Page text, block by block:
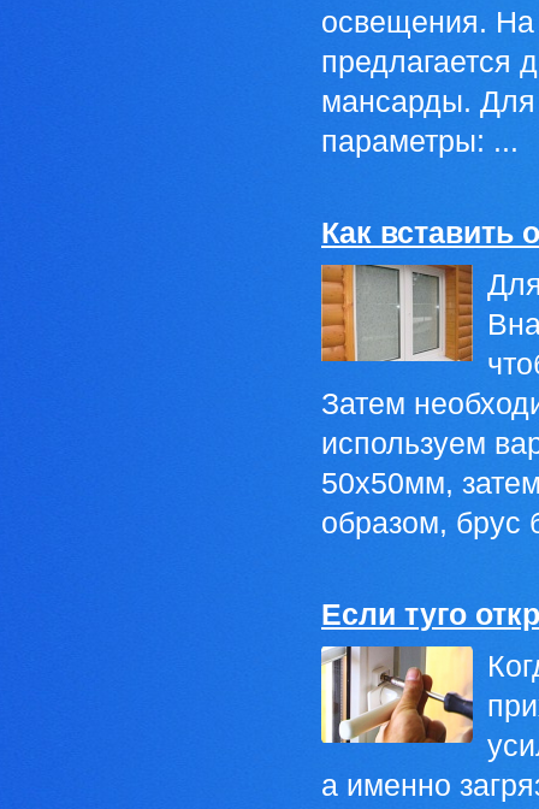
освещения. На
предлагается
мансарды. Для
параметры: ...
Как вставить
Затем
используем
50х50мм,
образом, брус
Если туго
а именно